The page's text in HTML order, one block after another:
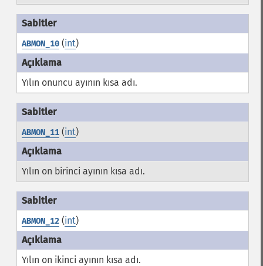
ABMON_10(int)
Yılın onuncu ayının kısa adı.
ABMON_11(int)
Yılın on birinci ayının kısa adı.
ABMON_12(int)
Yılın on ikinci ayının kısa adı.